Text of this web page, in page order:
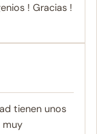
! Gracias !
tienen unos
muy